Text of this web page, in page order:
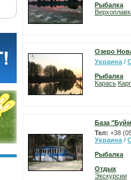
Рыбалка
Озеро
Украина /
Рыбалка
Карась
База
Тел: +38
Украина /
Рыбалка
Отдых
Экскурсии